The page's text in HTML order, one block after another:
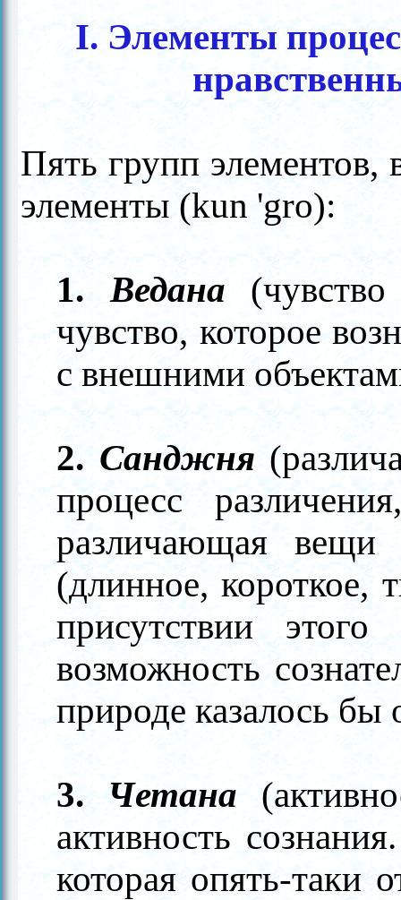
I. Элементы
Пять групп
элементы (kun 'gro):
1. Ведана
чувство, которое
с внешними
2. Санджня
процесс
различающая
(длинное, короткое,
присутствии
возможность
природе казалось
3. Четана
активность
которая опять-таки